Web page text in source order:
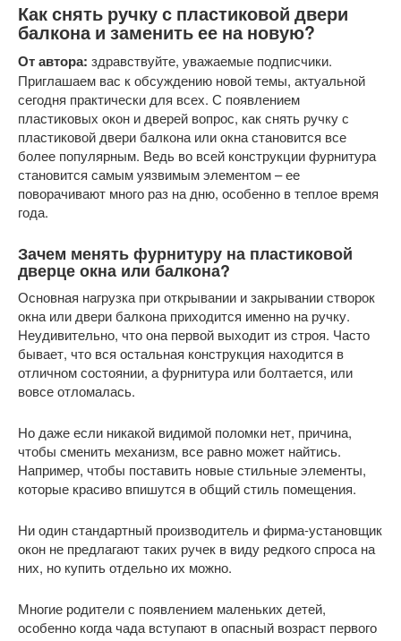
Как снять ручку с пластиковой двери
балкона и заменить ее на новую?
От автора: здравствуйте, уважаемые подписчики.
Приглашаем вас к обсуждению новой темы, актуальной
сегодня практически для всех. С появлением
пластиковых окон и дверей вопрос, как снять ручку с
пластиковой двери балкона или окна становится все
более популярным. Ведь во всей конструкции фурнитура
становится самым уязвимым элементом – ее
поворачивают много раз на дню, особенно в теплое время
года.
Зачем менять фурнитуру на пластиковой
дверце окна или балкона?
Основная нагрузка при открывании и закрывании створок
окна или двери балкона приходится именно на ручку.
Неудивительно, что она первой выходит из строя. Часто
бывает, что вся остальная конструкция находится в
отличном состоянии, а фурнитура или болтается, или
вовсе отломалась.
Но даже если никакой видимой поломки нет, причина,
чтобы сменить механизм, все равно может найтись.
Например, чтобы поставить новые стильные элементы,
которые красиво впишутся в общий стиль помещения.
Ни один стандартный производитель и фирма-установщик
окон не предлагают таких ручек в виду редкого спроса на
них, но купить отдельно их можно.
Многие родители с появлением маленьких детей,
особенно когда чада вступают в опасный возраст первого